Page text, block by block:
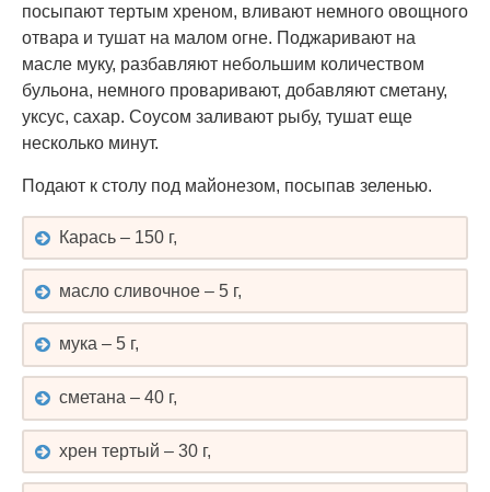
посыпают тертым хреном, вливают немного овощного
отвара и тушат на малом огне. Поджаривают на
масле муку, разбавляют небольшим количеством
бульона, немного проваривают, добавляют сметану,
уксус, сахар. Соусом заливают рыбу, тушат еще
несколько минут.
Подают к столу под майонезом, посыпав зеленью.
Карась – 150 г,
масло сливочное – 5 г,
мука – 5 г,
сметана – 40 г,
хрен тертый – 30 г,